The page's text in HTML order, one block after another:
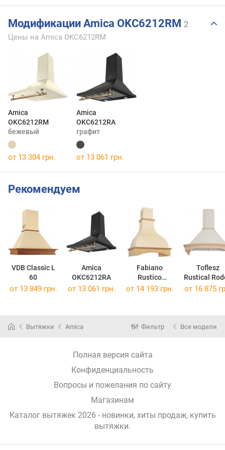
Модификации Amica OKC6212RM 2
Цены на Amica OKC6212RM
Amica
OKC6212RM
бежевый
Amica
OKC6212RA
графит
от 13 304 грн. от 13 061 грн.
Рекомендуем
VDB Classic L
60
Amica
OKC6212RA
Fabiano
Rustico
Silence+ 60
Toflesz
Rustical
60 500
от 13 849 грн. от 13 061 грн. от 14 193 грн. от 16 875
Вытяжки Amica Фильтр Все модели
Полная версия сайта
Конфиденциальность
Вопросы и пожелания по сайту
Магазинам
Каталог вытяжек 2026 - новинки, хиты продаж, купить
вытяжки.